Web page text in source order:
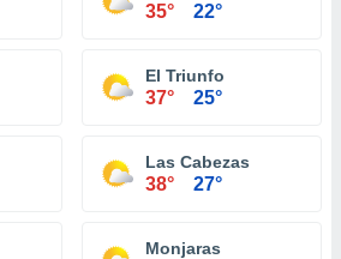
35° 22°
El Triunfo
37° 25°
Las Cabezas
38° 27°
Monjaras